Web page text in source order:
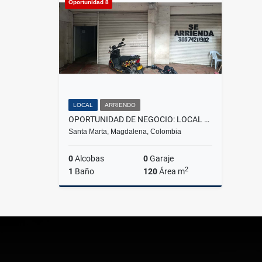
$1.350.000
Oportunidad 8
LOCAL ARRIENDO
OPORTUNIDAD DE NEGOCIO: LOCAL EN EL CENTRO DEL MERCADO
Santa Marta, Magdalena, Colombia
0Alcobas 0Garaje
1 Baño 120Área m2
$9.000.000